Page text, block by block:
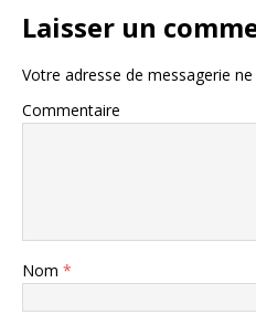
Laisser un
Votre adresse de messagerie
Commentaire
Nom *